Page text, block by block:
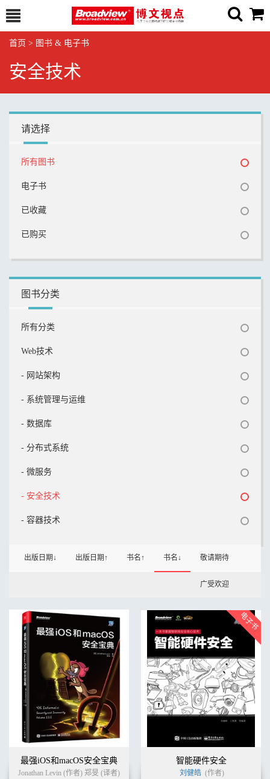
首页 > 图书 & 电子书
安全技术
请选择
所有图书
电子书
已收藏
已购买
图书分类
所有分类
Web技术
- 网站架构
- 系统管理与运维
- 数据库
- 分布式系统
- 微服务
- 安全技术
- 容器技术
出版日期↓ 出版日期↑ 书名↑ 书名↓ 敬请期待
广受欢迎
最强iOS和macOS安全宝典
Jonathan Levin (作者) 郑旻 (译者)
智能硬件安全
刘健皓 (作者)